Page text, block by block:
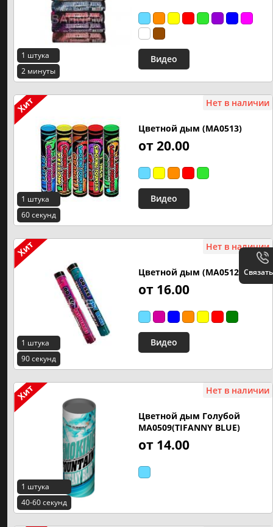
1 штука
2 минуты
Видео
1 штука
60 секунд
Цветной дым (MA0513)
от 20.00
Нет в наличии
Видео
1 штука
90 секунд
Цветной дым (MA0512)
от 16.00
Нет в наличии
Видео
1 штука
40-60 секунд
Цветной дым Голубой
MA0509(TIFANNY BLUE)
от 14.00
Нет в наличии